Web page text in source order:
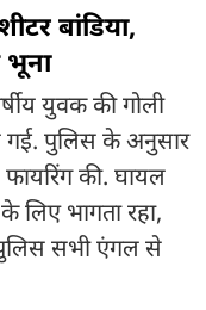
बांडिया,
भूना
युवक की गोली
गई. पुलिस के अनुसार
की. घायल
लिए भागता रहा,
पुलिस सभी एंगल से